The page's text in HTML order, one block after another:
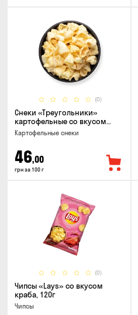
(0)
Снеки «Треугольники»
картофельные со вкусом
сметаны с луком
Картофельные снеки
46,00
грн за 100 г
(0)
Чипсы «Lays» со вкусом
краба, 120г
Чипсы